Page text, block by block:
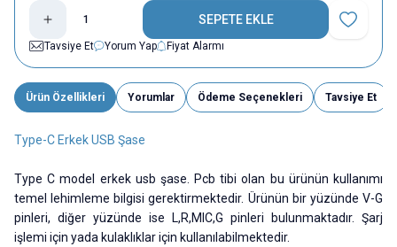
SEPETE EKLE
Favoriye
Tavsiye Et
Yorum Yap Fiyat Alarmı
Ürün Özellikleri Yorumlar Ödeme Seçenekleri Tavsiye Et
Type-C Erkek USB Şase
Type C model erkek usb şase. Pcb tibi olan bu ürünün kullanımı
temel lehimleme bilgisi gerektirmektedir. Ürünün bir yüzünde V-G
pinleri, diğer yüzünde ise L,R,MIC,G pinleri bulunmaktadır. Şarj
işlemi için yada kulaklıklar için kullanılabilmektedir.